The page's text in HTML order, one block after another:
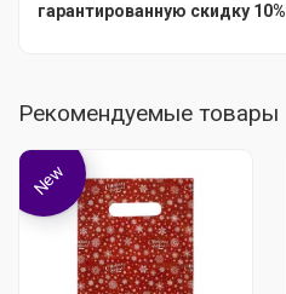
гарантированную скидку 10%
Рекомендуемые товары
New